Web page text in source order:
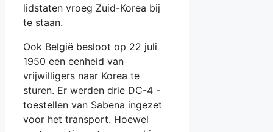
lidstaten vroeg Zuid-Korea bij
te staan.
Ook België besloot op 22 juli
1950 een eenheid van
vrijwilligers naar Korea te
sturen. Er werden drie DC-4 -
toestellen van Sabena ingezet
voor het transport. Hoewel